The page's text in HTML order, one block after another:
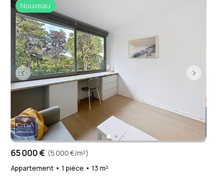
Nouveau
65 000 € (5 000 €/m²)
Appartement • 1 pièce • 13 m²